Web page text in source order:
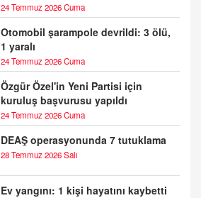
24 Temmuz 2026 Cuma
Otomobil şarampole devrildi: 3 ölü,
1 yaralı
24 Temmuz 2026 Cuma
Özgür Özel'in Yeni Partisi için
kuruluş başvurusu yapıldı
24 Temmuz 2026 Cuma
DEAŞ operasyonunda 7 tutuklama
28 Temmuz 2026 Salı
Ev yangını: 1 kişi hayatını kaybetti